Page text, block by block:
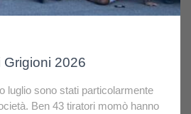
Grigioni 2026
luglio sono stati particolarmente
Ben 43 tiratori momò hanno